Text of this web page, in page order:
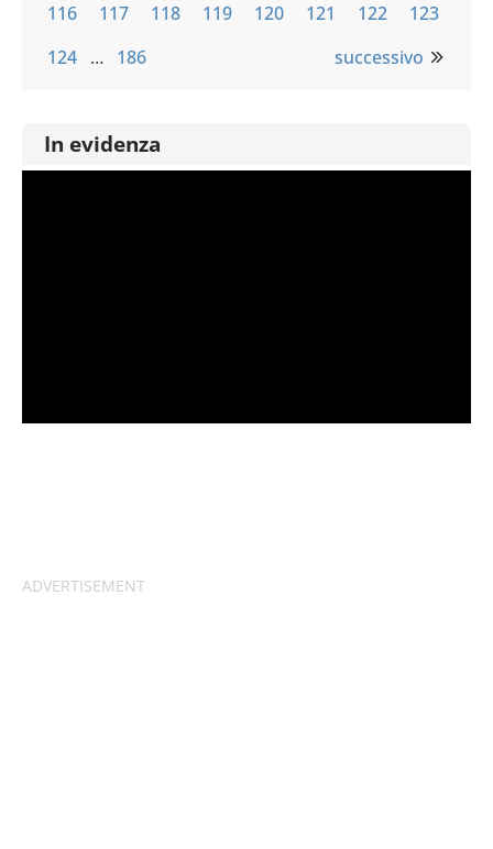
116
117 118 119 120 121 122
123
124 … 186 successivo
In evidenza